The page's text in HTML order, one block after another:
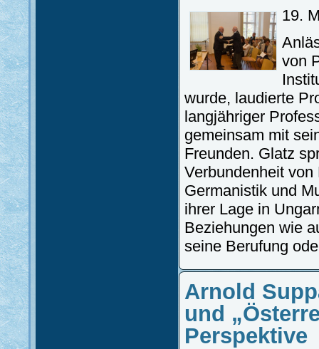
19.
von
wurde, laudierte
langjähriger
gemeinsam mit
Freunden. Glatz
Verbundenheit
Germanistik und
ihrer Lage in
Beziehungen wie
seine Berufung
Arnold
und
Perspektive